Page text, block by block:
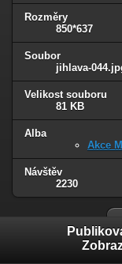
Rozměry
850*637
Soubor
jihlava-
Velikost souboru
81 KB
Alba
Akce
Návštěv
2230